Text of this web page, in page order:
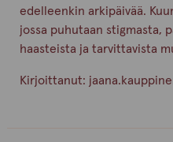
edelleenkin arkipäivää.
jossa puhutaan stigmasta,
haasteista ja tarvittavista
Kirjoittanut: